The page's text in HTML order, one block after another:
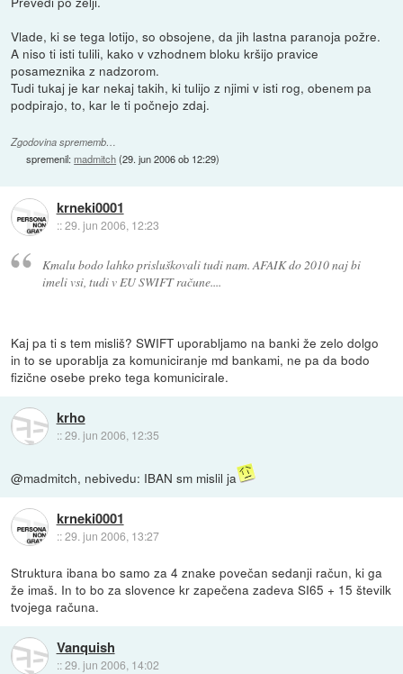
Vlade, ki se tega lotijo, so obsojene, da jih lastna paranoja požre.
A niso ti isti tulili, kako v vzhodnem bloku kršijo pravice
posameznika z nadzorom.
Tudi tukaj je kar nekaj takih, ki tulijo z njimi v isti rog, obenem pa
podpirajo, to, kar le ti počnejo zdaj.
Zgodovina sprememb…
spremenil:madmitch(29. jun 2006 ob 12:29)
krneki0001
::29. jun 2006, 12:23
Kmalu bodo lahko prisluškovali tudi nam. AFAIK do 2010 naj bi
imeli vsi, tudi v EU SWIFT račune....
Kaj pa ti s tem misliš? SWIFT uporabljamo na banki že zelo dolgo
in to se uporablja za komuniciranje md bankami, ne pa da bodo
fizične osebe preko tega komunicirale.
krho
::29. jun 2006, 12:35
@madmitch, nebivedu: IBAN sm mislil ja
krneki0001
::29. jun 2006, 13:27
Struktura ibana bo samo za 4 znake povečan sedanji račun, ki ga
že imaš. In to bo za slovence kr zapečena zadeva SI65 + 15 številk
tvojega računa.
Vanquish
::29. jun 2006, 14:02